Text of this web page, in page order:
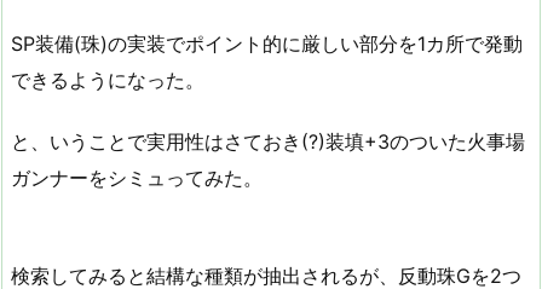
SP装備(珠)の実装でポイント的に厳しい部分を1カ所で発動
できるようになった。
と、いうことで実用性はさておき(?)装填+3のついた火事場
ガンナーをシミュってみた。
検索してみると結構な種類が抽出されるが、反動珠Gを2つ